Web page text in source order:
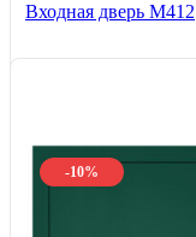
Входная дверь М412
-10%